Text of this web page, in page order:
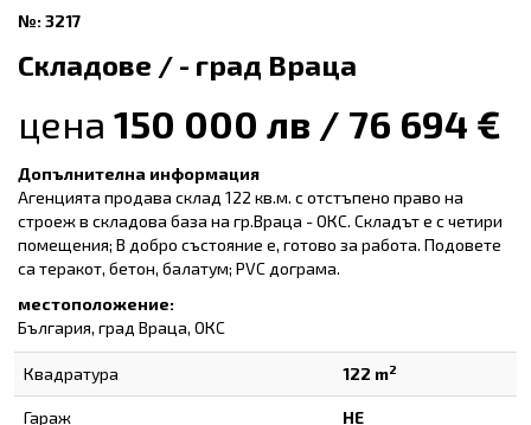
№: 3217
Складове / - град Враца
цена 150 000 лв / 76 694 €
Допълнителна информация
Агенцията продава склад 122 кв.м. с отстъпено право на
строеж в складова база на гр.Враца - ОКС. Складът е с четири
помещения; В добро състояние е, готово за работа. Подовете
са теракот, бетон, балатум; PVC дограма.
местоположение:
България, град Враца, ОКС
Квадратура 122 m2
Гараж НЕ